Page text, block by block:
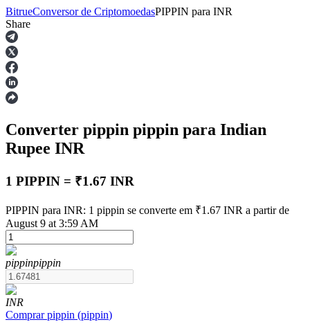
Futuros
Futuros de USDT
Futuros usando USDT como garantia
BitrueConversor de CriptomoedasPIPPIN para INR
Share
Converter pippin pippin para Indian
Rupee INR
1 PIPPIN = ₹1.67 INR
PIPPIN para INR: 1 pippin se converte em ₹1.67 INR a partir de
August 9 at 3:59 AM
pippinpippin
INR
Comprar pippin (pippin)